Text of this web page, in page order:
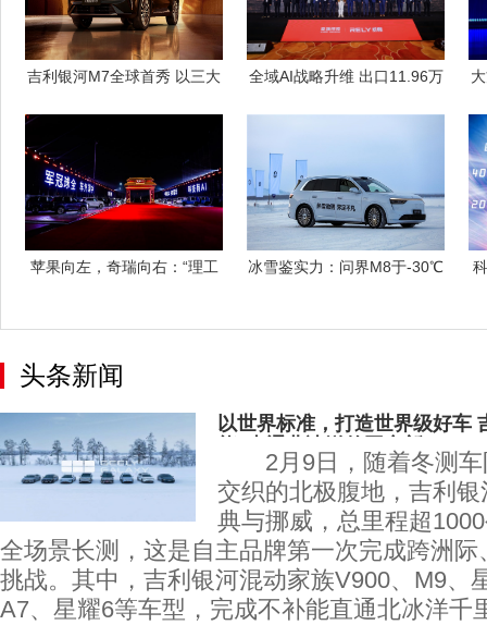
吉利银河M7全球首秀 以三大
全域AI战略升维 出口11.96万
苹果向左，奇瑞向右：“理工
冰雪鉴实力：问界M8于-30℃
头条新闻
以世界标准，打造世界级好车
能”直通北冰洋的国产新
2月9日，随着冬测车
交织的北极腹地，吉利
典与挪威，总里程超
全场景长测，这是自主品牌第一次完成跨洲
挑战。其中，吉利银河混动家族V900、M9、
A7、星耀6等车型，完成不补能直通北冰洋千